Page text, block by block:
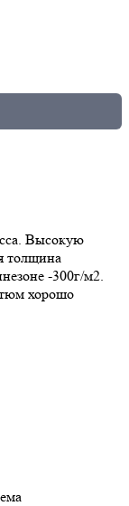
Высокую
толщина
-300г/м2.
хорошо